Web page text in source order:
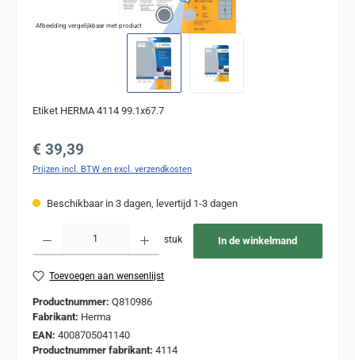
Afbeelding vergelijkbaar met product
Etiket HERMA 4114 99.1x67.7
Normale prijs:
€ 39,39
Prijzen incl. BTW en excl. verzendkosten
Beschikbaar in 3 dagen, levertijd 1-3 dagen
stuk In de winkelmand
Toevoegen aan wensenlijst
Productnummer: Q810986
Fabrikant: Herma
EAN: 4008705041140
Productnummer fabrikant: 4114